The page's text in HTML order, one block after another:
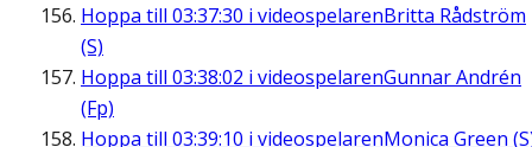
Hoppa till 03:37:30 i videospelarenBritta Rådström
(S)
Hoppa till 03:38:02 i videospelarenGunnar Andrén
(Fp)
Hoppa till 03:39:10 i videospelarenMonica Green